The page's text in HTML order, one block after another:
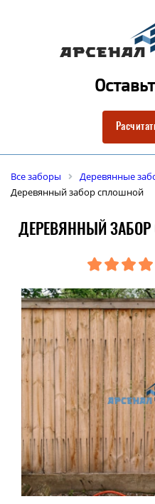
Все заборы
Деревянные
Деревянный забор сплошной
ДЕРЕВЯННЫЙ